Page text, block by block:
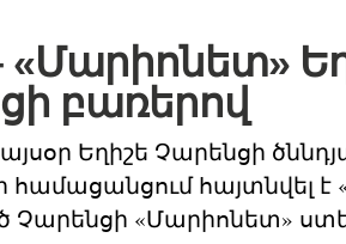
«Մարիոնետ»
բառերով
Եղիշե Չարենցի
համացանցում հայտնվել է
Չարենցի «Մարիոնետ»